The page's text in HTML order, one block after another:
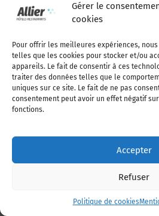
Gérer le
cookies
Pour offrir les meilleures expériences,
telles que les cookies pour stocker et/ou
appareils. Le fait de consentir à ces
traiter des données telles que le
uniques sur ce site. Le fait de ne pas
consentement peut avoir un effet négatif
fonctions.
Accepter
Refuser
Politique de cookies
38 ÈME BOURSE